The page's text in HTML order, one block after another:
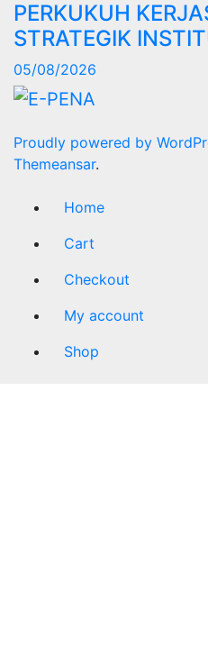
PERKUKUH
STRATEGIK
05/08/2026
Proudly powered by
Themeansar.
Home
Cart
Checkout
My account
Shop